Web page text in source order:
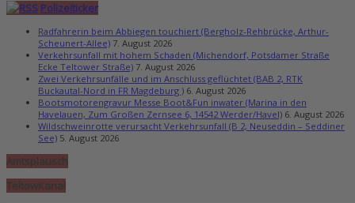
Polizeiticker
Radfahrerin beim Abbiegen touchiert (Bergholz-Rehbrücke, Arthur-
Scheunert-Allee) 7. August 2026
Verkehrsunfall mit hohem Schaden (Michendorf, Potsdamer Straße
Ecke Teltower Straße) 7. August 2026
Zwei Verkehrsunfälle und im Anschluss geflüchtet (BAB 2, RTK
Buckautal-Nord in FR Magdeburg ) 6. August 2026
Bootsmotorengravur Messe Boot&Fun inwater (Marina in den
Havelauen, Zum Großen Zernsee 6, 14542 Werder/Havel) 6. August 2026
Wildschweinrotte verursacht Verkehrsunfall (B 2, Neuseddin – Seddiner
See) 5. August 2026
Amtsplausch
TeltowKanal